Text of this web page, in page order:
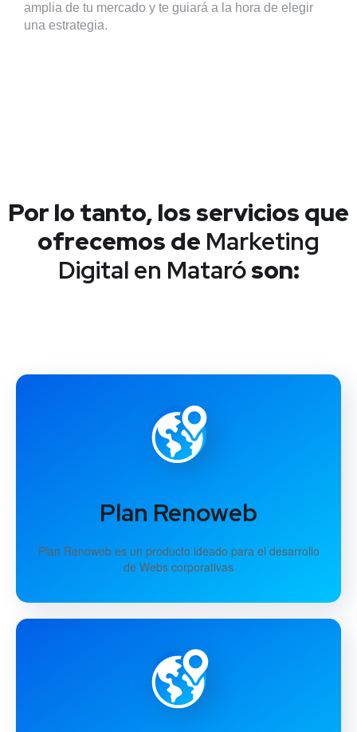
amplia de tu mercado y te guiará a la hora de elegir
una estrategia.
Por lo tanto, los servicios que
ofrecemos de Marketing
Digital en Mataróson:
Plan Renoweb
Plan Renoweb es un producto ideado para el desarrollo
de Webs corporativas